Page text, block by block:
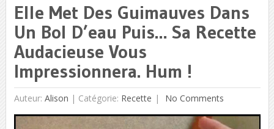
Elle Met Des Guimauves Dans
Un Bol D’eau Puis… Sa Recette
Audacieuse Vous
Impressionnera. Hum !
Auteur: Alison | Catégorie: Recette No Comments